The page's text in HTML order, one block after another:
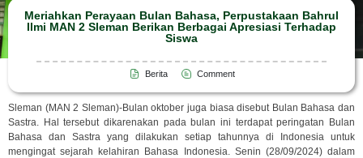
Meriahkan Perayaan Bulan Bahasa, Perpustakaan Bahrul
Ilmi MAN 2 Sleman Berikan Berbagai Apresiasi Terhadap
Siswa
Berita Comment
Sleman (MAN 2 Sleman)-Bulan oktober juga biasa disebut Bulan Bahasa dan
Sastra. Hal tersebut dikarenakan pada bulan ini terdapat peringatan Bulan
Bahasa dan Sastra yang dilakukan setiap tahunnya di Indonesia untuk
mengingat sejarah kelahiran Bahasa Indonesia. Senin (28/09/2024) dalam